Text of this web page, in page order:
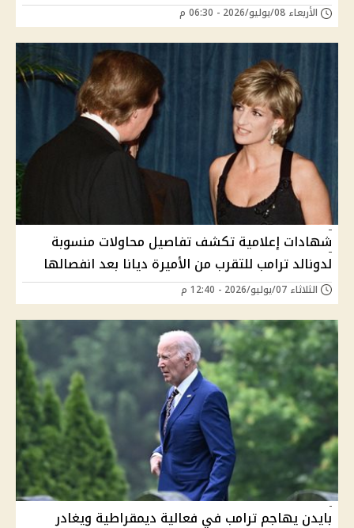
الأربعاء 08/يوليو/2026 - 06:30 م
شهادات إعلامية تكشف تفاصيل محاولات منسوبة
لدونالد ترامب للتقرب من الأميرة ديانا بعد انفصالها
الثلاثاء 07/يوليو/2026 - 12:40 م
بايدن يهاجم ترامب في فعالية ديمقراطية ويغادر